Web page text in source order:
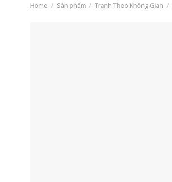
Home / Sản phẩm / Tranh Theo Không Gian /